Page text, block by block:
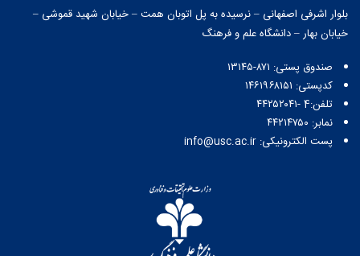
بلوار اشرفی اصفهانی – نرسیده به پل اتوبان همت – خیابان شهید قموشی –
خیابان بهار – دانشگاه علم و فرهنگ
صندوق پستی:‌ ۸۷۱-۱۳۱۴۵
کدپستی: ۱۴۶۱۹۶۸۱۵۱
تلفن:4 -۴۴۲۵۲۰۴۱
نمابر: ۴۴۲۱۴۷۵۰
پست الکترونیکی: info@usc.ac.ir